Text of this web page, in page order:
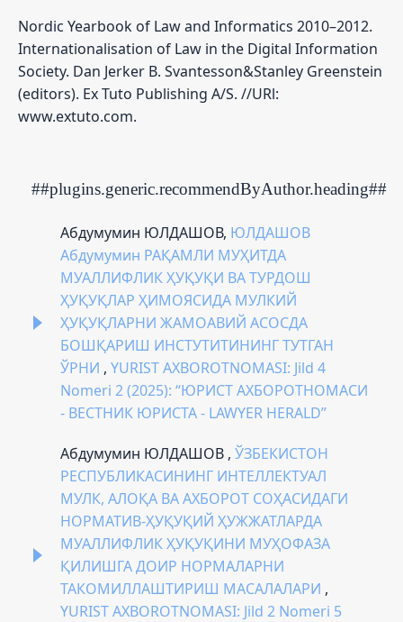
Nordic Yearbook of Law and Informatics 2010–2012.
Internationalisation of Law in the Digital Information
Society. Dan Jerker B. Svantesson&Stanley Greenstein
(editors). Ex Tuto Publishing A/S. //URl:
www.extuto.com.
##plugins.generic.recommendByAuthor.heading##
Абдумумин ЮЛДАШОВ, ЮЛДАШОВ
Абдумумин РАҚАМЛИ МУҲИТДА
МУАЛЛИФЛИК ҲУҚУҚИ ВА ТУРДОШ
ҲУҚУҚЛАР ҲИМОЯСИДА МУЛКИЙ
ҲУҚУҚЛАРНИ ЖАМОАВИЙ АСОСДА
БОШҚАРИШ ИНСТУТИТИНИНГ ТУТГАН
ЎРНИ , YURIST AXBOROTNOMASI: Jild 4
Nomeri 2 (2025): “ЮРИСТ АХБОРОТНОМАСИ
- ВЕСТНИК ЮРИСТА - LAWYER HERALD”
Абдумумин ЮЛДАШОВ , ЎЗБЕКИСТОН
РЕСПУБЛИКАСИНИНГ ИНТЕЛЛЕКТУАЛ
МУЛК, АЛОҚА ВА АХБОРОТ СОҲАСИДАГИ
НОРМАТИВ-ҲУҚУҚИЙ ҲУЖЖАТЛАРДА
МУАЛЛИФЛИК ҲУҚУҚИНИ МУҲОФАЗА
ҚИЛИШГА ДОИР НОРМАЛАРНИ
ТАКОМИЛЛАШТИРИШ МАСАЛАЛАРИ ,
YURIST AXBOROTNOMASI: Jild 2 Nomeri 5